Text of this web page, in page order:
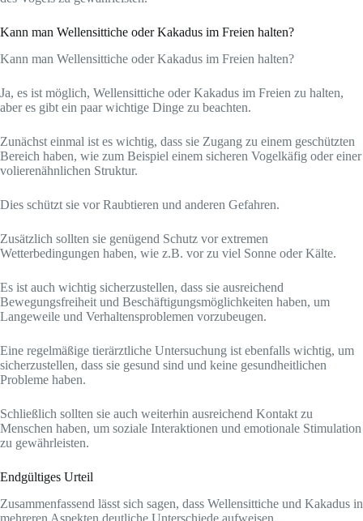
Kann man Wellensittiche oder Kakadus im Freien halten?
Kann man Wellensittiche oder Kakadus im Freien halten?
Ja, es ist möglich, Wellensittiche oder Kakadus im Freien zu halten,
aber es gibt ein paar wichtige Dinge zu beachten.
Zunächst einmal ist es wichtig, dass sie Zugang zu einem geschützten
Bereich haben, wie zum Beispiel einem sicheren Vogelkäfig oder einer
volierenähnlichen Struktur.
Dies schützt sie vor Raubtieren und anderen Gefahren.
Zusätzlich sollten sie genügend Schutz vor extremen
Wetterbedingungen haben, wie z.B. vor zu viel Sonne oder Kälte.
Es ist auch wichtig sicherzustellen, dass sie ausreichend
Bewegungsfreiheit und Beschäftigungsmöglichkeiten haben, um
Langeweile und Verhaltensproblemen vorzubeugen.
Eine regelmäßige tierärztliche Untersuchung ist ebenfalls wichtig, um
sicherzustellen, dass sie gesund sind und keine gesundheitlichen
Probleme haben.
Schließlich sollten sie auch weiterhin ausreichend Kontakt zu
Menschen haben, um soziale Interaktionen und emotionale Stimulation
zu gewährleisten.
Endgültiges Urteil
Zusammenfassend lässt sich sagen, dass Wellensittiche und Kakadus in
mehreren Aspekten deutliche Unterschiede aufweisen.